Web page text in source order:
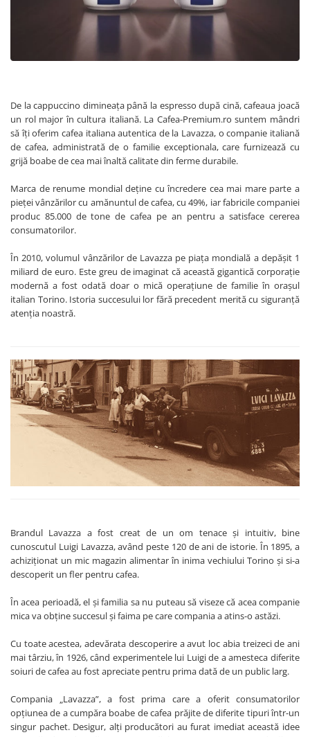
De la cappuccino dimineața până la espresso după cină, cafeaua joacă
un rol major în cultura italiană. La Cafea-Premium.ro suntem mândri
să îți oferim cafea italiana autentica de la Lavazza, o companie italiană
de cafea, administrată de o familie exceptionala, care furnizează cu
grijă boabe de cea mai înaltă calitate din ferme durabile.
Marca de renume mondial deține cu încredere cea mai mare parte a
pieței vânzărilor cu amănuntul de cafea, cu 49%, iar fabricile companiei
produc 85.000 de tone de cafea pe an pentru a satisface cererea
consumatorilor.
În 2010, volumul vânzărilor de Lavazza pe piața mondială a depășit 1
miliard de euro. Este greu de imaginat că această gigantică corporație
modernă a fost odată doar o mică operațiune de familie în orașul
italian Torino. Istoria succesului lor fără precedent merită cu siguranță
atenția noastră.
Brandul Lavazza a fost creat de un om tenace și intuitiv, bine
cunoscutul Luigi Lavazza, având peste 120 de ani de istorie. În 1895, a
achiziționat un mic magazin alimentar în inima vechiului Torino și si-a
descoperit un fler pentru cafea.
În acea perioadă, el și familia sa nu puteau să viseze că acea companie
mica va obține succesul și faima pe care compania a atins-o astăzi.
Cu toate acestea, adevărata descoperire a avut loc abia treizeci de ani
mai târziu, în 1926, când experimentele lui Luigi de a amesteca diferite
soiuri de cafea au fost apreciate pentru prima dată de un public larg.
Compania „Lavazza”, a fost prima care a oferit consumatorilor
opțiunea de a cumpăra boabe de cafea prăjite de diferite tipuri într-un
singur pachet. Desigur, alți producători au furat imediat această idee